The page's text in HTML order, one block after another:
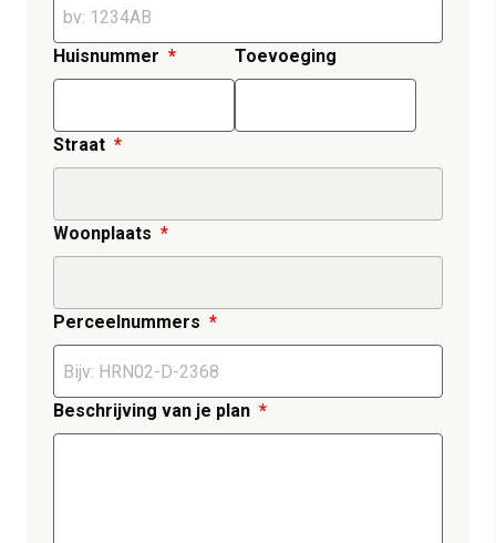
Huisnummer Toevoeging
Straat
Woonplaats
Perceelnummers
Beschrijving van je plan